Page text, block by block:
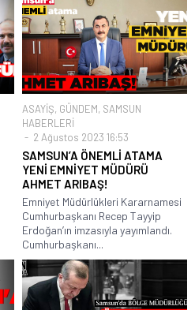
ASAYİŞ, GÜNDEM, SAMSUN
HABERLERİ
2 Ağustos 2023 16:53
SAMSUN’A ÖNEMLİ ATAMA
YENİ EMNİYET MÜDÜRÜ
AHMET ARIBAŞ!
Emniyet Müdürlükleri Kararnamesi
Cumhurbaşkanı Recep Tayyip
Erdoğan’ın imzasıyla yayımlandı.
Cumhurbaşkanı...